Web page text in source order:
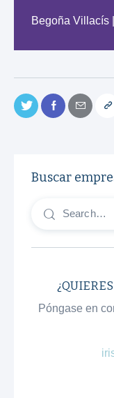
Begoña Villacís
Buscar
¿QUIERES
Póngase en